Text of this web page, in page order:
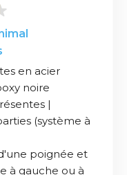
en acier
noire
|
(système à
poignée et
à gauche ou à